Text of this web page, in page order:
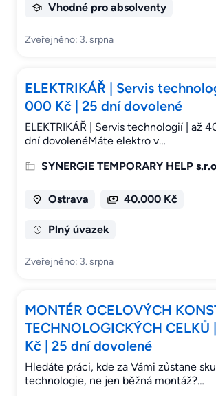
Vhodné pro absolventy
Zveřejněno: 3. srpna
ELEKTRIKÁŘ | Servis
000 Kč | 25 dní dovolené
ELEKTRIKÁŘ | Servis technologií | až
dní dovolenéMáte elektro v…
SYNERGIE TEMPORARY HELP
Ostrava 40.000 Kč
Plný úvazek
Zveřejněno: 3. srpna
MONTÉR OCELOVÝCH
TECHNOLOGICKÝCH
Kč | 25 dní dovolené
Hledáte práci, kde za Vámi zůstane
technologie, ne jen běžná montáž?…